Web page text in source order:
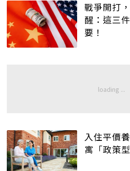
戰爭開打
醒：這三
要！
入住平價
寓「政策